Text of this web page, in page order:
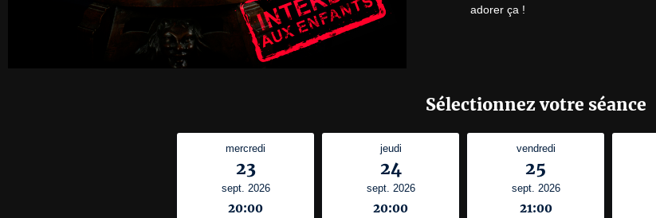
adorer ça !
Sélectionnez votre séance
mercredi
23
sept. 2026
20:00
jeudi
24
sept. 2026
20:00
vendredi
25
sept. 2026
21:00